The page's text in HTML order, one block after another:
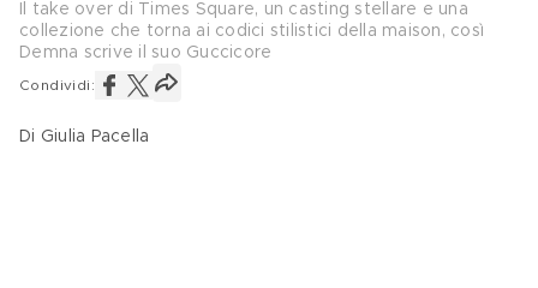
Il take over di Times Square, un casting stellare e una
collezione che torna ai codici stilistici della maison, così
Demna scrive il suo Guccicore
Condividi:
Di Giulia Pacella